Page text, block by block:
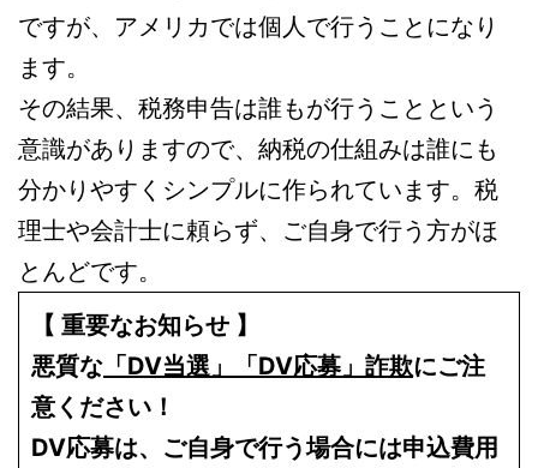
ですが、アメリカでは個人で行うことになり
ます。
その結果、税務申告は誰もが行うことという
意識がありますので、納税の仕組みは誰にも
分かりやすくシンプルに作られています。税
理士や会計士に頼らず、ご自身で行う方がほ
とんどです。
【 重要なお知らせ 】
悪質な 「DV当選」「DV応募」詐欺にご注
意ください！
DV応募は、ご自身で行う場合には申込費用